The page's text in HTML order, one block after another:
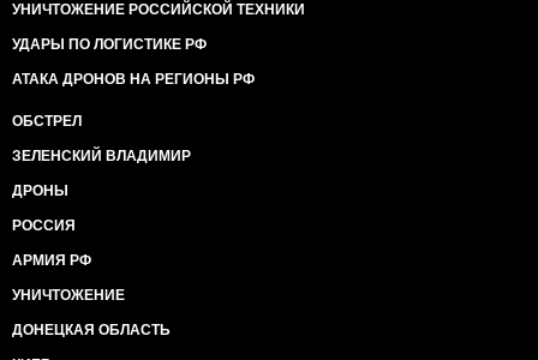
УНИЧТОЖЕНИЕ РОССИЙСКОЙ ТЕХНИКИ
УДАРЫ ПО ЛОГИСТИКЕ РФ
АТАКА ДРОНОВ НА РЕГИОНЫ РФ
ОБСТРЕЛ
ЗЕЛЕНСКИЙ ВЛАДИМИР
ДРОНЫ
РОССИЯ
АРМИЯ РФ
УНИЧТОЖЕНИЕ
ДОНЕЦКАЯ ОБЛАСТЬ